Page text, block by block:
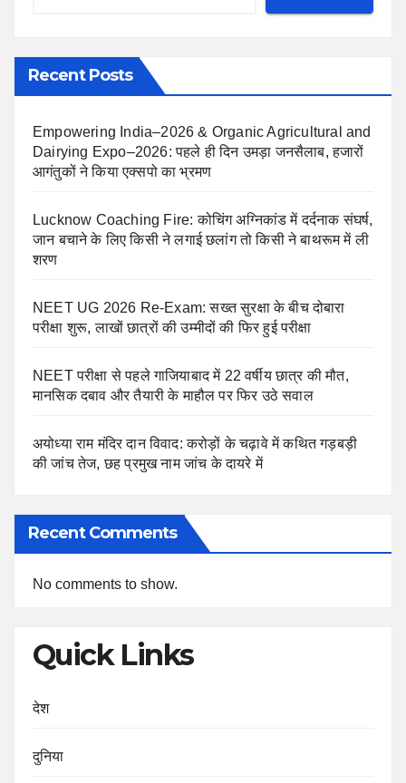
Recent Posts
Empowering India–2026 & Organic Agricultural and
Dairying Expo–2026: पहले ही दिन उमड़ा जनसैलाब, हजारों
आगंतुकों ने किया एक्सपो का भ्रमण
Lucknow Coaching Fire: कोचिंग अग्निकांड में दर्दनाक संघर्ष,
जान बचाने के लिए किसी ने लगाई छलांग तो किसी ने बाथरूम में ली
शरण
NEET UG 2026 Re-Exam: सख्त सुरक्षा के बीच दोबारा
परीक्षा शुरू, लाखों छात्रों की उम्मीदों की फिर हुई परीक्षा
NEET परीक्षा से पहले गाजियाबाद में 22 वर्षीय छात्र की मौत,
मानसिक दबाव और तैयारी के माहौल पर फिर उठे सवाल
अयोध्या राम मंदिर दान विवाद: करोड़ों के चढ़ावे में कथित गड़बड़ी
की जांच तेज, छह प्रमुख नाम जांच के दायरे में
Recent Comments
No comments to show.
Quick Links
देश
दुनिया